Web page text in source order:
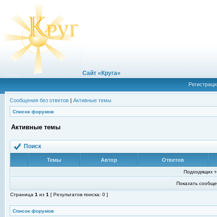
Сайт «Круга»
Сообщения без ответов | Активные темы
Список форумов
Активные темы
Поиск
Темы Автор Ответов
Подходящих
Показать
Страница 1 из 1 [ Результатов поиска: 0 ]
Список форумов